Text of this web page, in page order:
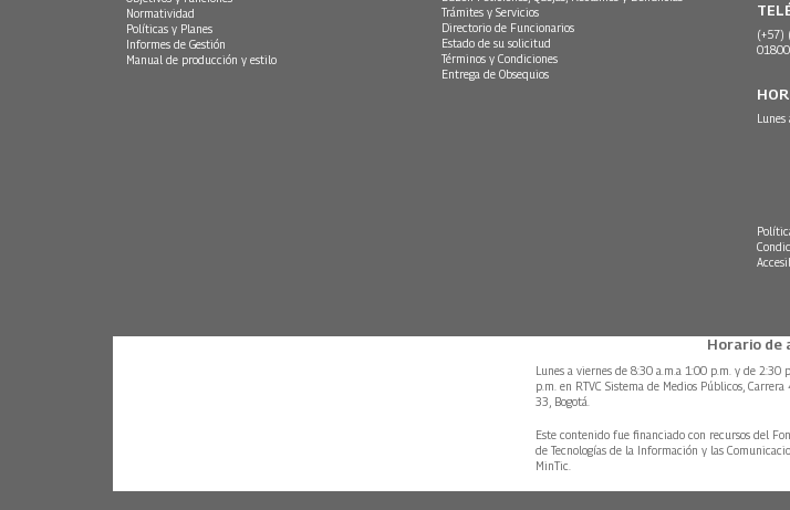
Normatividad
Políticas y Planes
Informes de Gestión
Manual de producción y estilo
Trámites y Servicios
Directorio de Funcionarios
Estado de su solicitud
Términos y Condiciones
Entrega de Obsequios
(+57)
Horario de
Lunes a viernes de 8:30 a.m.a 1:00 p.m. y de 2:30
p.m. en RTVC Sistema de Medios Públicos, Carrera
33, Bogotá.
Este contenido fue financiado con recursos del
de Tecnologías de la Información y las
MinTic.